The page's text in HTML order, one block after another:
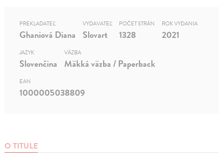
O TITULE
PREKLADATEĽ
Ghaniová Diana
VYDAVATEĽ
Slovart
POČET STRÁN
1328
ROK VYDANIA
2021
JAZYK
Slovenčina
VÄZBA
Mäkká väzba / Paperback
EAN
1000005038809